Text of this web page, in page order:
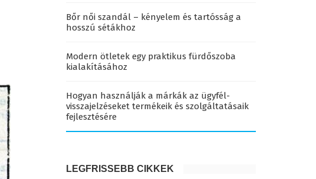
Bőr női szandál – kényelem és tartósság a
hosszú sétákhoz
Modern ötletek egy praktikus fürdőszoba
kialakításához
Hogyan használják a márkák az ügyfél-
visszajelzéseket termékeik és szolgáltatásaik
fejlesztésére
LEGFRISSEBB CIKKEK